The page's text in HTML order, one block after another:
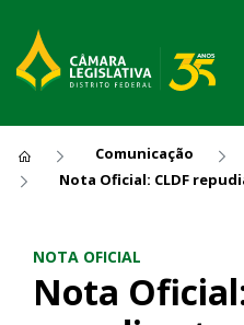
Comunicação
NOTA OFICIAL
Nota